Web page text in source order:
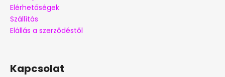
Elérhetőségek
Szállítás
Elállás a szerződéstől
Kapcsolat